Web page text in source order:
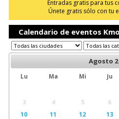
Entradas gratis para tus
Únete gratis sólo con tu
Calendario de eventos
Agosto
Lu Ma Mi Ju
3
4 5 6
10
11 12 13